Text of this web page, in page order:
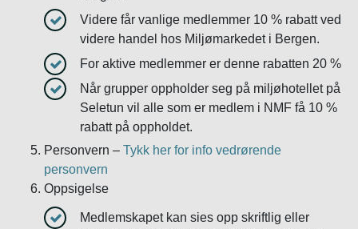
Videre får vanlige medlemmer 10 % rabatt ved
videre handel hos Miljømarkedet i Bergen.
For aktive medlemmer er denne rabatten 20 %
Når grupper oppholder seg på miljøhotellet på
Seletun vil alle som er medlem i NMF få 10 %
rabatt på oppholdet.
Personvern – Tykk her for info vedrørende
personvern
Oppsigelse
Medlemskapet kan sies opp skriftlig eller